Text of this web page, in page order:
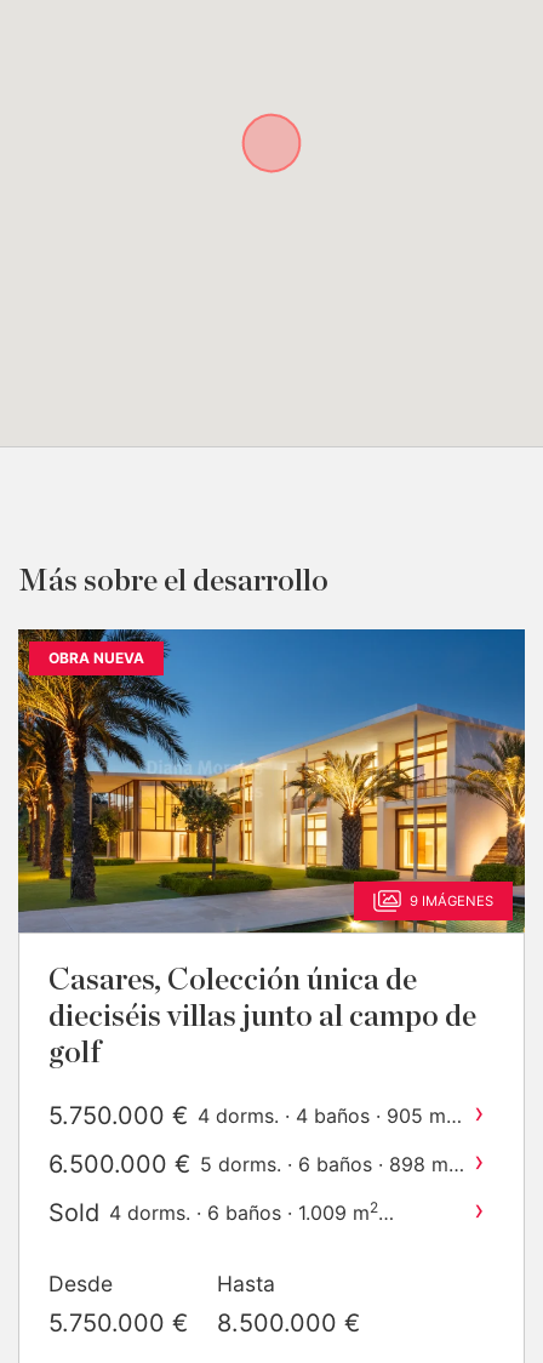
Más sobre el desarrollo
OBRA NUEVA
9 IMÁGENES
Casares, Colección única de
dieciséis villas junto al campo de
golf
5.750.000 € 4 dorms. · 4 baños · 905 m ›
6.500.000 € 5 dorms. · 6 baños · 898 m ›
Sold 4 dorms. · 6 baños · 1.009 m2 ›
construido
8.700.000 €
6 dorms. · 8 baños · 1.034
2construido
Desde
5.750.000 €
Hasta
8.500.000 €